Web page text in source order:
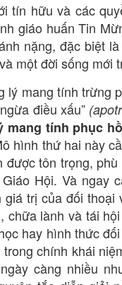
tín hữu và các
giáo huấn Tin
nặng, đặc biệt
một đời sống mới
lý mang tính trừng
điều xấu”
tính phục
hình thứ hai này
tôn trọng,
Hội. Và ngay
trị của đối
chữa lành và tái
hay hình thức
chính khái
càng nhiều